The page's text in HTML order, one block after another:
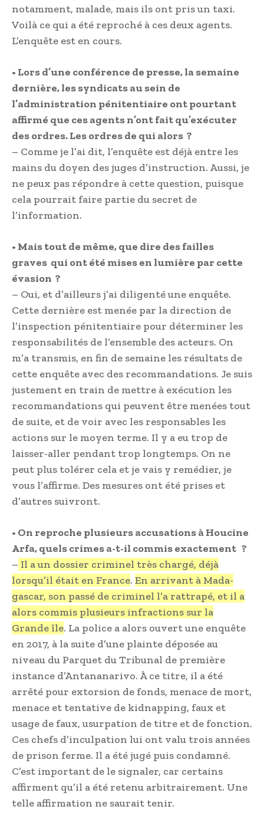
notamment, malade, mais ils ont pris un taxi.
Voilà ce qui a été reproché à ces deux agents.
L’enquête est en cours.
• Lors d’une conférence de presse, la semaine
dernière, les syndicats au sein de
l’administration pénitentiaire ont pourtant
affirmé que ces agents n’ont fait qu’exécuter
des ordres. Les ordres de qui alors ?
– Comme je l’ai dit, l’enquête est déjà entre les
mains du doyen des juges d’instruction. Aussi, je
ne peux pas répondre à cette question, puisque
cela pourrait faire partie du secret de
l’information.
• Mais tout de même, que dire des failles
graves qui ont été mises en lumière par cette
évasion ?
– Oui, et d’ailleurs j’ai diligenté une enquête.
Cette dernière est menée par la direction de
l’inspection pénitentiaire pour déterminer les
responsabilités de l’ensemble des acteurs. On
m’a transmis, en fin de semaine les résultats de
cette enquête avec des recommandations. Je suis
justement en train de mettre à exécution les
recommandations qui peuvent être menées tout
de suite, et de voir avec les responsables les
actions sur le moyen terme. Il y a eu trop de
laisser-aller pendant trop longtemps. On ne
peut plus tolérer cela et je vais y remédier, je
vous l’affirme. Des mesures ont été prises et
d’autres suivront.
• On reproche plusieurs accusations à Houcine
Arfa, quels crimes a-t-il commis exactement ?
– Il a un dossier criminel très chargé, déjà
lorsqu’il était en France. En arrivant à Mada­
gascar, son passé de criminel l’a rattrapé, et il a
alors commis plusieurs infractions sur la
Grande île. La police a alors ouvert une enquête
en 2017, à la suite d’une plainte déposée au
niveau du Parquet du Tribunal de première
instance d’Antananarivo. À ce titre, il a été
arrêté pour extorsion de fonds, menace de mort,
menace et tentative de kidnapping, faux et
usage de faux, usurpation de titre et de fonction.
Ces chefs d’inculpation lui ont valu trois années
de prison ferme. Il a été jugé puis condamné.
C’est important de le signaler, car certains
affirment qu’il a été retenu arbitrairement. Une
telle affirmation ne saurait tenir.